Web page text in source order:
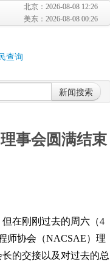
北京： 2026-08-08 12:26
美东： 2026-08-08 00:26
查询
新闻搜索
事会圆满结束
在刚刚过去的周六（4
师协会（NACSAE）理
的交接以及对过去的总